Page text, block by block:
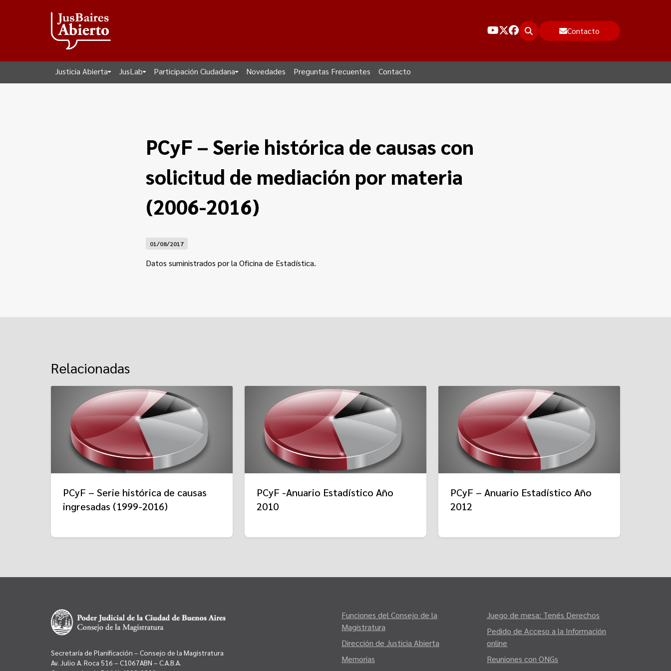
Contacto
Justicia Abierta JusLab Participación Ciudadana Novedades Preguntas Frecuentes Contacto
PCyF – Serie histórica de causas con
solicitud de mediación por materia
(2006-2016)
01/08/2017
Datos suministrados por la Oficina de Estadística.
Relacionadas
PCyF – Serie histórica de causas
ingresadas (1999-2016)
PCyF -Anuario Estadístico Año
2010
PCyF – Anuario Estadístico Año
2012
Secretaría de Planificación – Consejo de la Magistratura
Av. Julio A. Roca 516 – C1067ABN – C.A.B.A.
Funciones del Consejo de la
Magistratura
Dirección de Justicia Abierta
Memorias
Juego de mesa: Tenés Derechos
Pedido de Acceso a la Información
online
Reuniones con ONGs